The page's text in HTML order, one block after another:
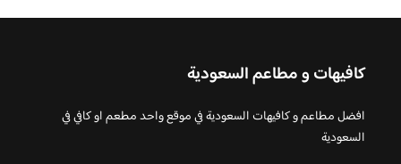
كافيهات و مطاعم السعودية
افضل مطاعم و كافيهات السعودية في موقع واحد مطعم او كافي في
السعودية